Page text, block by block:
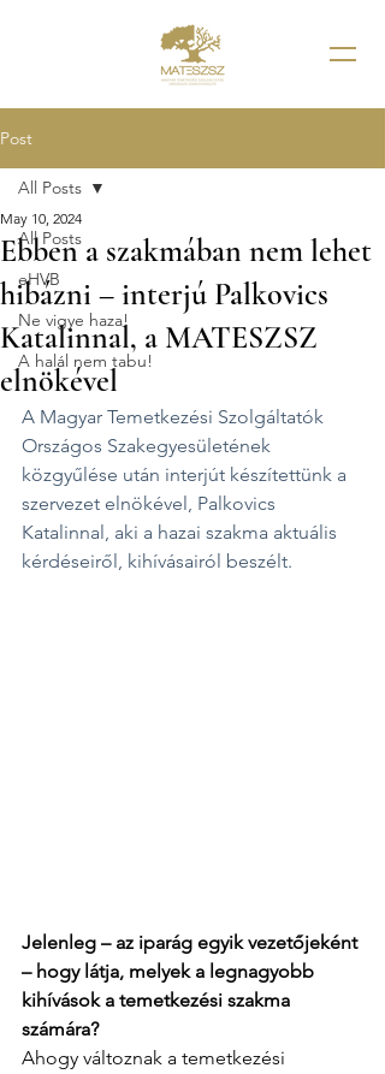
Post
All Posts
eHVB
Ne vigye haza!
A halál nem tabu!
All Posts
Ebben a szakmában nem lehet
hibázni – interjú Palkovics
Katalinnal, a MATESZSZ
elnökével
May 10, 2024
A Magyar Temetkezési Szolgáltatók
Országos Szakegyesületének
közgyűlése után interjút készítettünk a
szervezet elnökével, Palkovics
Katalinnal, aki a hazai szakma aktuális
kérdéseiről, kihívásairól beszélt.
Jelenleg – az iparág egyik vezetőjeként
– hogy látja, melyek a legnagyobb
kihívások a temetkezési szakma
számára?
Ahogy változnak a temetkezési